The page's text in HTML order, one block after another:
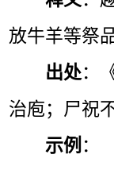
放牛羊等祭
出处：
治庖；尸祝
示例 ：